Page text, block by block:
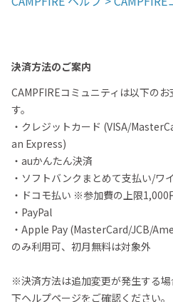
決済方法のご案内
CAMPFIREコミュニティは以下の
す。
・クレジットカード (VISA/
an Express)
・auかんたん決済
・ソフトバンクまとめて支払い/ワ
・ドコモ払い ※参加費の上限1,000
・PayPal
・Apple Pay (MasterCard/JCB/
のみ利用可、初月無料は対象外
※決済方法は追加変更が発生する
下ヘルプページをご確認ください。